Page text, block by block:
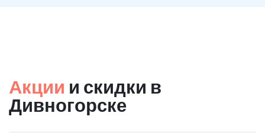
Акции и скидки в
Дивногорске